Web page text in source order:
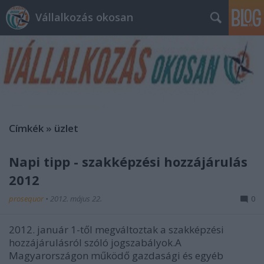
Vállalkozás okosan
Címkék » üzlet
Napi tipp - szakképzési hozzájárulás
2012
prosequor • 2012. május 22. 0
2012. január 1-től megváltoztak a szakképzési
hozzájárulásról szóló jogszabályok.A
Magyarországon működő gazdasági és egyéb